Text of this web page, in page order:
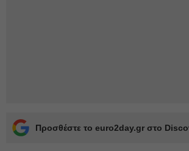
Προσθέστε το euro2day.gr στο